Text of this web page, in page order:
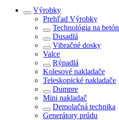
Výrobky
Prehľad Výrobky
Technológia na betón
Dusadlá
Vibračné dosky
Valce
Rýpadlá
Kolesové nakladače
Teleskopické nakladače
Dumpre
Mini nakladač
Demolačná technika
Generátory prúdu